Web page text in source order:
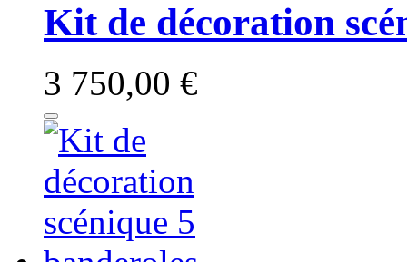
Kit de décoration
3 750,00 €